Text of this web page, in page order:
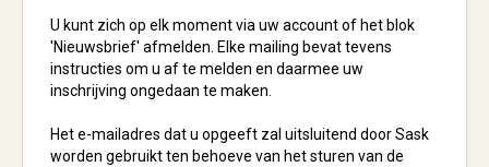
U kunt zich op elk moment via uw account of het blok
'Nieuwsbrief' afmelden. Elke mailing bevat tevens
instructies om u af te melden en daarmee uw
inschrijving ongedaan te maken.
Het e-mailadres dat u opgeeft zal uitsluitend door Sask
worden gebruikt ten behoeve van het sturen van de